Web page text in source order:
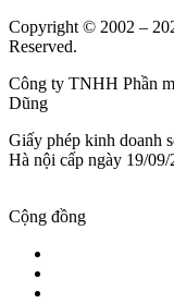
Copyright © 2002 –
Reserved.
Công ty TNHH Phần
Dũng
Giấy phép kinh doanh
Hà nội cấp ngày 19/09/
Cộng đồng